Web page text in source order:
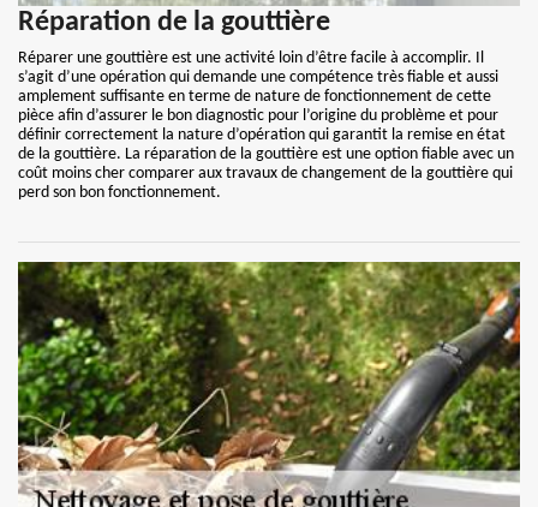
Réparation de la gouttière
Réparer une gouttière est une activité loin d’être facile à accomplir. Il
s’agit d’une opération qui demande une compétence très fiable et aussi
amplement suffisante en terme de nature de fonctionnement de cette
pièce afin d’assurer le bon diagnostic pour l’origine du problème et pour
définir correctement la nature d’opération qui garantit la remise en état
de la gouttière. La réparation de la gouttière est une option fiable avec un
coût moins cher comparer aux travaux de changement de la gouttière qui
perd son bon fonctionnement.